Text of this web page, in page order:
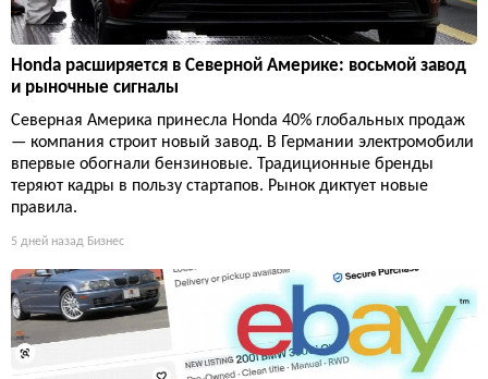
Honda расширяется в Северной Америке: восьмой завод
и рыночные сигналы
Северная Америка принесла Honda 40% глобальных продаж
— компания строит новый завод. В Германии электромобили
впервые обогнали бензиновые. Традиционные бренды
теряют кадры в пользу стартапов. Рынок диктует новые
правила.
5 дней назад Бизнес